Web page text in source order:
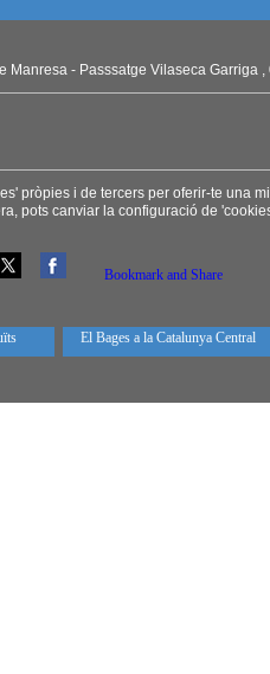
Manresa - Passsatge Vilaseca Garriga
pròpies i de tercers per oferir-te una
pots canviar la configuració de